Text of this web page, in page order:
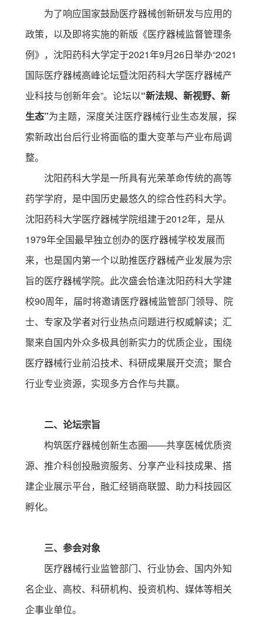
为了响应国家鼓励医疗器械创新研发与应用的
政策，以及即将实施的新版《医疗器械监督管理条
例》，沈阳药科大学定于2021年9月26日举办“2021
国际医疗器械高峰论坛暨沈阳药科大学医疗器械产
业科技与创新年会”。论坛以“新法规、新视野、新
生态”为主题，深度关注医疗器械行业生态发展，探
索新政出台后行业将面临的重大变革与产业布局调
整。
沈阳药科大学是一所具有光荣革命传统的高等
药学学府，是中国历史最悠久的综合性药科大学。
沈阳药科大学医疗器械学院组建于2012年，是从
1979年全国最早独立创办的医疗器械学校发展而
来，也是国内第一个以助推医疗器械产业发展为宗
旨的医疗器械学院。此次盛会恰逢沈阳药科大学建
校90周年，届时将邀请医疗器械监管部门领导、院
士、专家及学者对行业热点问题进行权威解读；汇
聚来自国内外众多极具创新实力的优质企业，围绕
医疗器械行业前沿技术、科研成果展开交流；聚合
行业专业资源，实现多方合作与共赢。
二、论坛宗旨
构筑医疗器械创新生态圈——共享医械优质资
源、推介科创投融资服务、分享产业科技成果、搭
建企业展示平台，融汇经销商联盟、助力科技园区
孵化。
三、参会对象
医疗器械行业监管部门、行业协会、国内外知
名企业、高校、科研机构、投资机构、媒体等相关
企事业单位。